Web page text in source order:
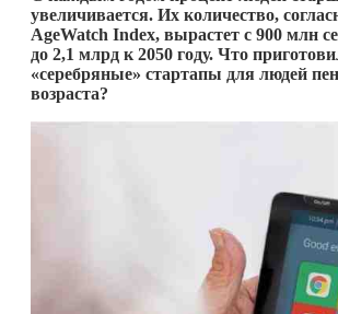
увеличивается. Их количество,
AgeWatch Index, вырастет с 900 млн
до 2,1 млрд к 2050 году. Что
«серебряные» стартапы для людей
возраста?